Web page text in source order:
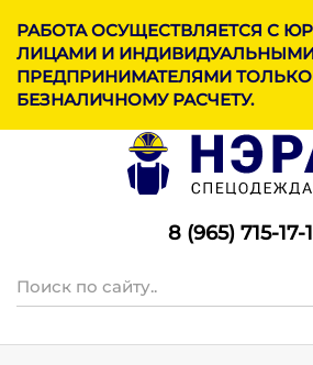
РАБОТА ОСУЩЕСТВЛЯЕТСЯ С
ЛИЦАМИ И
ПРЕДПРИНИМАТЕЛЯМИ
БЕЗНАЛИЧНОМУ РАСЧЕТУ.
8 (965) 715-17-1